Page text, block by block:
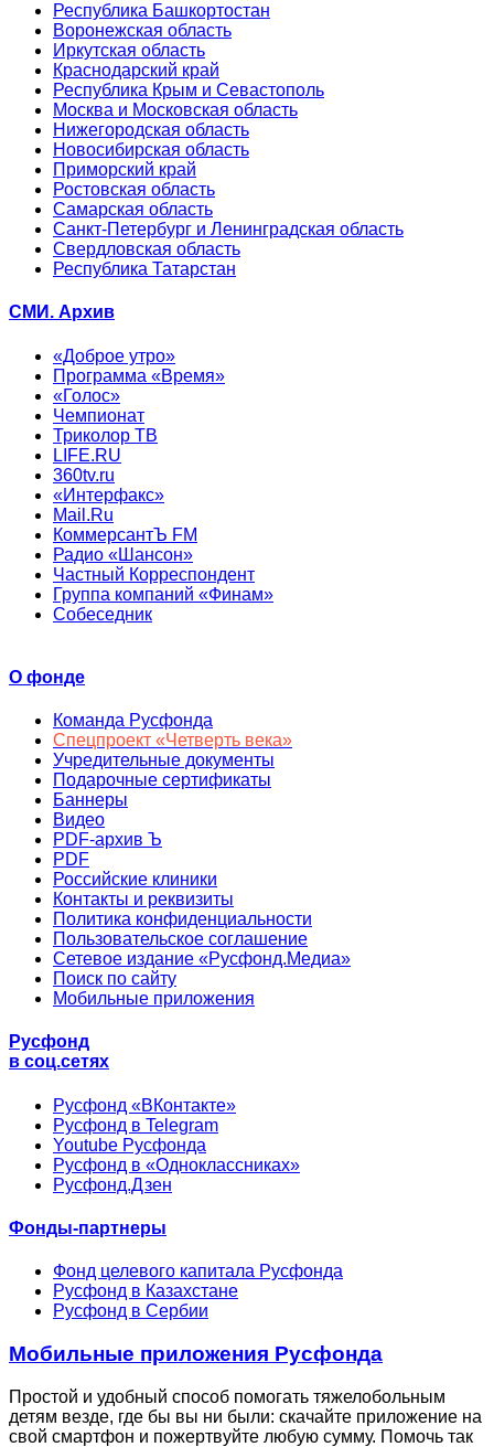
Республика Башкортостан
Воронежская область
Иркутская область
Краснодарский край
Республика Крым и Севастополь
Москва и Московская область
Нижегородская область
Новосибирская область
Приморский край
Ростовская область
Самарская область
Санкт-Петербург и Ленинградская область
Свердловская область
Республика Татарстан
СМИ. Архив
«Доброе утро»
Программа «Время»
«Голос»
Чемпионат
Триколор ТВ
LIFE.RU
360tv.ru
«Интерфакс»
Mail.Ru
КоммерсантЪ FM
Радио «Шансон»
Частный Корреспондент
Группа компаний «Финам»
Собеседник
О фонде
Команда Русфонда
Спецпроект «Четверть века»
Учредительные документы
Подарочные сертификаты
Баннеры
Видео
PDF-архив Ъ
PDF
Российские клиники
Контакты и реквизиты
Политика конфиденциальности
Пользовательское соглашение
Сетевое издание «Русфонд.Медиа»
Поиск по сайту
Мобильные приложения
Русфонд
в соц.сетях
Русфонд «ВКонтакте»
Русфонд в Telegram
Youtube Русфонда
Русфонд в «Одноклассниках»
Русфонд.Дзен
Фонды-партнеры
Фонд целевого капитала Русфонда
Русфонд в Казахстане
Русфонд в Сербии
Мобильные приложения Русфонда
Простой и удобный способ помогать тяжелобольным
детям везде, где бы вы ни были: скачайте приложение на
свой смартфон и пожертвуйте любую сумму. Помочь так